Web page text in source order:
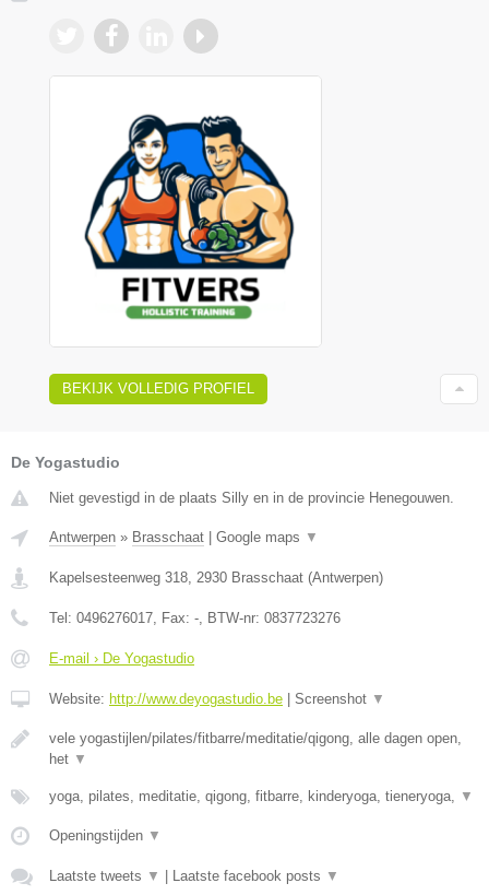
BEKIJK VOLLEDIG PROFIEL
De Yogastudio
Niet gevestigd in de plaats Silly en in de provincie Henegouwen.
Antwerpen » Brasschaat Google maps ▼
Kapelsesteenweg 318, 2930 Brasschaat (Antwerpen)
Tel: 0496276017, Fax: -, BTW-nr: 0837723276
E-mail › De Yogastudio
Website: http://www.deyogastudio.be Screenshot ▼
vele yogastijlen/pilates/fitbarre/meditatie/qigong, alle dagen open,
het ▼
yoga, pilates, meditatie, qigong, fitbarre, kinderyoga, tieneryoga, ▼
Openingstijden ▼
Laatste tweets ▼ Laatste facebook posts ▼